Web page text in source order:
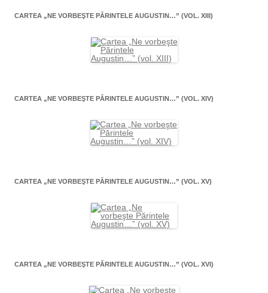
CARTEA „NE VORBEŞTE PĂRINTELE AUGUSTIN…” (VOL. XIII)
CARTEA „NE VORBEŞTE PĂRINTELE AUGUSTIN…” (VOL. XIV)
CARTEA „NE VORBEŞTE PĂRINTELE AUGUSTIN…” (VOL. XV)
CARTEA „NE VORBEŞTE PĂRINTELE AUGUSTIN…” (VOL. XVI)